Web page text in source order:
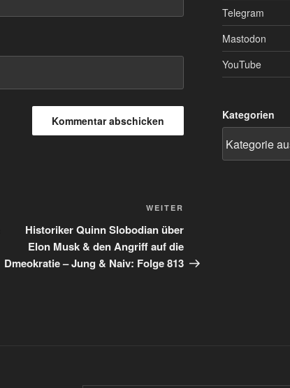
Beitrag
WEITER
Historiker Quinn Slobodian über
Elon Musk & den Angriff auf die
Dmeokratie – Jung & Naiv: Folge 813
Telegram
Mastodon
YouTube
Kategorien